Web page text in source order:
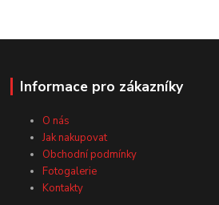
Informace pro zákazníky
O nás
Jak nakupovat
Obchodní podmínky
Fotogalerie
Kontakty